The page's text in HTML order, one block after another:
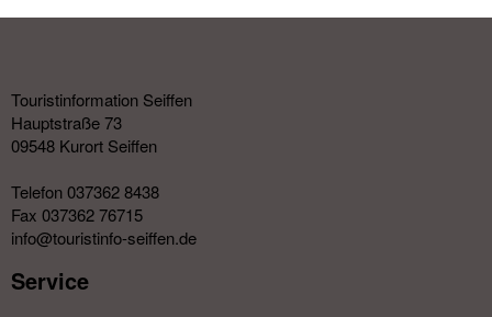
Touristinformation Seiffen
Hauptstraße 73
09548 Kurort Seiffen
Telefon 037362 8438
Fax 037362 76715
info@touristinfo-seiffen.de
Service​